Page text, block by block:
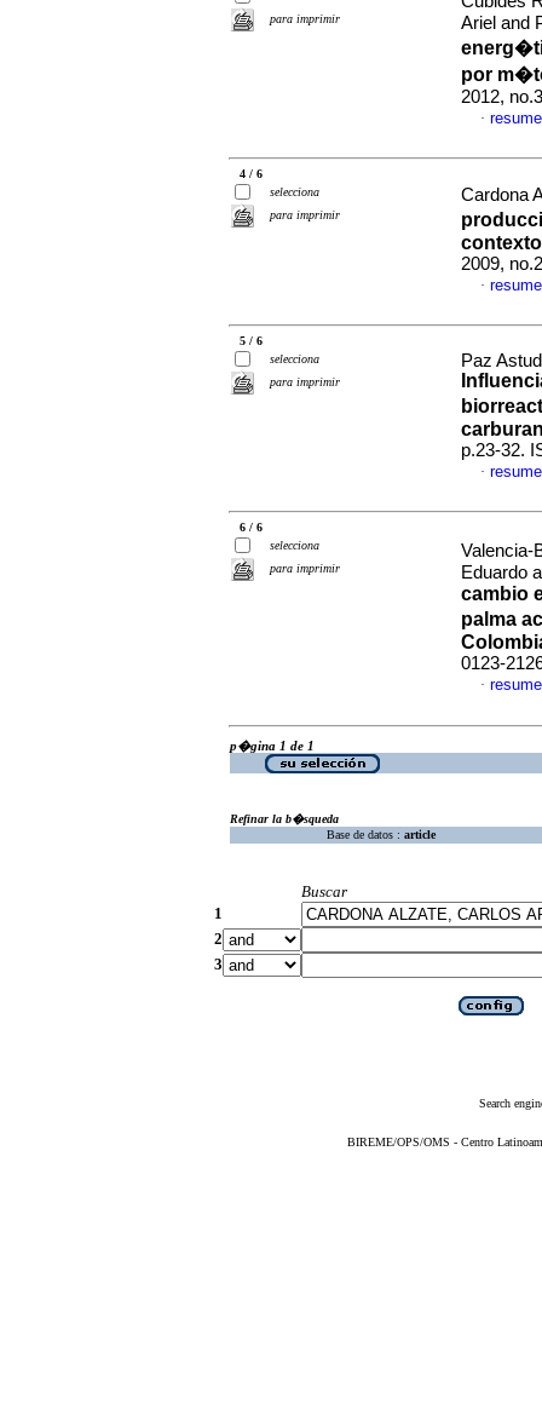
para imprimir
Ariel and
por
2012,
·
4 / 6
selecciona
para imprimir
Cardona
2009,
·
5 / 6
selecciona
para imprimir
Paz
p.23-32.
·
6 / 6
selecciona
para imprimir
Eduardo
cambio
palma
0123-
·
p�gina 1 de 1
Refinar la b�squeda
Base de datos : article
Buscar
1
2
3
Search
BIREME/OPS/OMS - Centro